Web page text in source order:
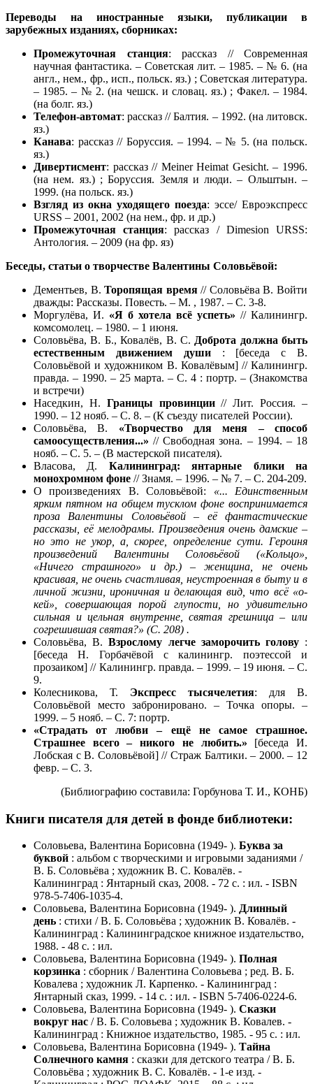
Переводы на иностранные языки, публикации в
зарубежных изданиях, сборниках:
Промежуточная станция: рассказ // Современная
научная фантастика. – Советская лит. – 1985. – № 6. (на
англ., нем., фр., исп., польск. яз.) ; Советская литература.
– 1985. – № 2. (на чешск. и словац. яз.) ; Факел. – 1984.
(на болг. яз.)
Телефон-автомат: рассказ // Балтия. – 1992. (на литовск.
яз.)
Канава: рассказ // Боруссия. – 1994. – № 5. (на польск.
яз.)
Дивертисмент: рассказ // Meiner Heimat Gesicht. – 1996.
(на нем. яз.) ; Боруссия. Земля и люди. – Ольштын. –
1999. (на польск. яз.)
Взгляд из окна уходящего поезда: эссе/ Евроэкспресс
URSS – 2001, 2002 (на нем., фр. и др.)
Промежуточная станция: рассказ / Dimesion URSS:
Антология. – 2009 (на фр. яз)
Беседы, статьи о творчестве Валентины Соловьёвой:
Дементьев, В.Торопящая время// Соловьёва В. Войти
дважды: Рассказы. Повесть. – М. , 1987. – С. 3-8.
Моргулёва, И. «Я б хотела всё успеть» // Калинингр.
комсомолец. – 1980. – 1 июня.
Соловьёва, В. Б., Ковалёв, В. С. Доброта должна быть
естественным движением души: [беседа с В.
Соловьёвой и художником В. Ковалёвым] // Калинингр.
правда. – 1990. – 25 марта. – С. 4 : портр. – (Знакомства
и встречи)
Наседкин, Н. Границы провинции// Лит. Россия. –
1990. – 12 нояб. – С. 8. – (К съезду писателей России).
Соловьёва, В. «Творчество для меня – способ
самоосуществления...» // Свободная зона. – 1994. – 18
нояб. – С. 5. – (В мастерской писателя).
Власова, Д. Калининград: янтарные блики на
монохромном фоне // Знамя. – 1996. – № 7. – С. 204-209.
О произведениях В. Соловьёвой: «... Единственным
ярким пятном на общем тусклом фоне воспринимается
проза Валентины Соловьёвой – её фантастические
рассказы, её мелодрамы. Произведения очень дамские –
но это не укор, а, скорее, определение сути. Героиня
произведений Валентины Соловьёвой («Кольцо»,
«Ничего страшного» и др.) – женщина, не очень
красивая, не очень счастливая, неустроенная в быту и в
личной жизни, ироничная и делающая вид, что всё «о-
кей», совершающая порой глупости, но удивительно
сильная и цельная внутренне, святая грешница – или
согрешившая святая?» (С. 208) .
Соловьёва, В.Взрослому легче заморочить голову:
[беседа Н. Горбачёвой с калинингр. поэтессой и
прозаиком] // Калинингр. правда. – 1999. – 19 июня. – С.
9.
Колесникова, Т. Экспресс тысячелетия: для В.
Соловьёвой место забронировано. – Точка опоры. –
1999. – 5 нояб. – С. 7: портр.
«Страдать от любви – ещё не самое страшное.
Страшнее всего – никого не любить.» [беседа И.
Лобская с В. Соловьёвой] // Страж Балтики. – 2000. – 12
февр. – С. 3.
(Библиографию составила: Горбунова Т. И., КОНБ)
Книги писателя для детей в фонде библиотеки:
Соловьева, Валентина Борисовна (1949- ). Буква за
буквой : альбом с творческими и игровыми заданиями /
В. Б. Соловьёва ; художник В. С. Ковалёв. -
Калининград : Янтарный сказ, 2008. - 72 с. : ил. - ISBN
978-5-7406-1035-4.
Соловьева, Валентина Борисовна (1949- ). Длинный
день : стихи / В. Б. Соловьёва ; художник В. Ковалёв. -
Калининград : Калининградское книжное издательство,
1988. - 48 с. : ил.
Соловьева, Валентина Борисовна (1949- ). Полная
корзинка : сборник / Валентина Соловьева ; ред. В. Б.
Ковалева ; художник Л. Карпенко. - Калининград :
Янтарный сказ, 1999. - 14 с. : ил. - ISBN 5-7406-0224-6.
Соловьева, Валентина Борисовна (1949- ). Сказки
вокруг нас / В. Б. Соловьева ; художник В. Ковалев. -
Калининград : Книжное издательство, 1985. - 95 с. : ил.
Соловьева, Валентина Борисовна (1949- ). Тайна
Солнечного камня : сказки для детского театра / В. Б.
Соловьёва ; художник В. С. Ковалёв. - 1-е изд. -